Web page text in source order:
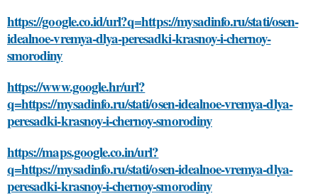
https://google.co.id/url?q=https://mysadinfo.ru/stati/osen-
idealnoe-vremya-dlya-peresadki-krasnoy-i-chernoy-
smorodiny
https://www.google.hr/url?
q=https://mysadinfo.ru/stati/osen-idealnoe-vremya-dlya-
peresadki-krasnoy-i-chernoy-smorodiny
https://maps.google.co.in/url?
q=https://mysadinfo.ru/stati/osen-idealnoe-vremya-dlya-
peresadki-krasnoy-i-chernoy-smorodiny